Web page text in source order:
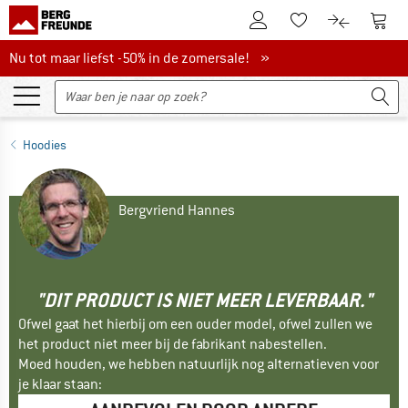
De klantenaccount
Naar deNaar de
Nu tot maar liefst -50% in de zomersale!
Nu tot maar liefst -50% in de zomersale! »
Hoodies
Bergvriend Hannes
"DIT PRODUCT IS NIET MEER LEVERBAAR."
Ofwel gaat het hierbij om een ouder model, ofwel zullen we
het product niet meer bij de fabrikant nabestellen.
Moed houden, we hebben natuurlijk nog alternatieven voor
je klaar staan: